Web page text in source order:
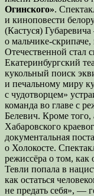
Огинского».
и киноповести
(Кастуся)
о мальчике-
Отечественной стал
Екатеринбургский
кукольный поиск
и печальному миру
с чудотворцем»
команда во главе с
Белевич. Кроме того,
Хабаровского
документальная
о Холокосте.
режиссёра о том, как
Тевли попала в
как остаться
не предать себя», —